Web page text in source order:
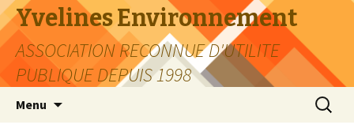
Yvelines Environnement
ASSOCIATION RECONNUE D'UTILITE
PUBLIQUE DEPUIS 1998
Menu